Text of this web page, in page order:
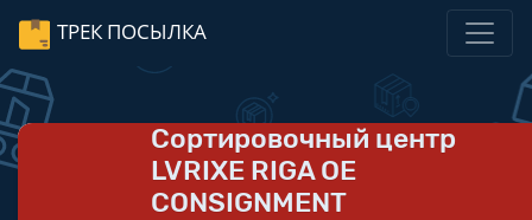
ТРЕК ПОСЫЛКА
Сортировочный центр
LVRIXE RIGA OE
CONSIGNMENT